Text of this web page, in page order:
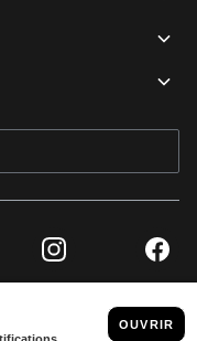
Instagram
TOUS DROITS RÉSERVÉS
ET DONNÉES LÉGALES